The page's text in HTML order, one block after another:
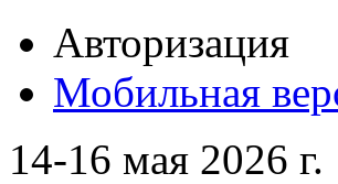
Авторизация
Мобильная
14-16 мая 2026 г.